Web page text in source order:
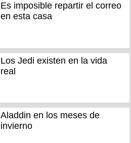
Es imposible repartir el correo
en esta casa
Los Jedi existen en la vida
real
Aladdin en los meses de
invierno